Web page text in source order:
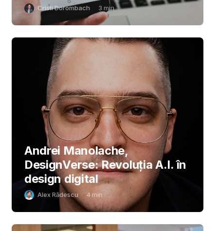
Cristi Dorombach 3 min
Andrei Manolache,
DesignVerse: Revoluția A.I. în
design digital
Alex Rădescu 4 min